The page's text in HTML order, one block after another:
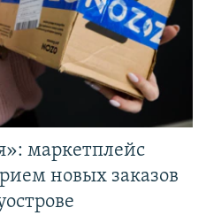
маркетплейс
новых заказов